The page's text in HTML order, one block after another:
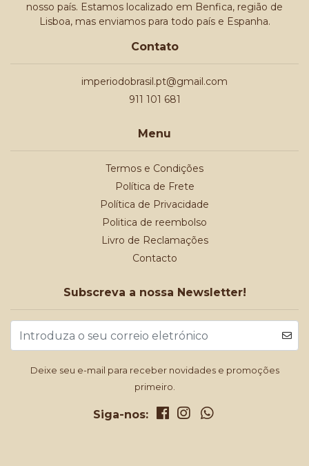
nosso país. Estamos localizado em Benfica, região de
Lisboa, mas enviamos para todo país e Espanha.
Contato
imperiodobrasil.pt@gmail.com
911 101 681
Menu
Termos e Condições
Política de Frete
Política de Privacidade
Politica de reembolso
Livro de Reclamações
Contacto
Subscreva a nossa Newsletter!
Deixe seu e-mail para receber novidades e promoções
primeiro.
Siga-nos: